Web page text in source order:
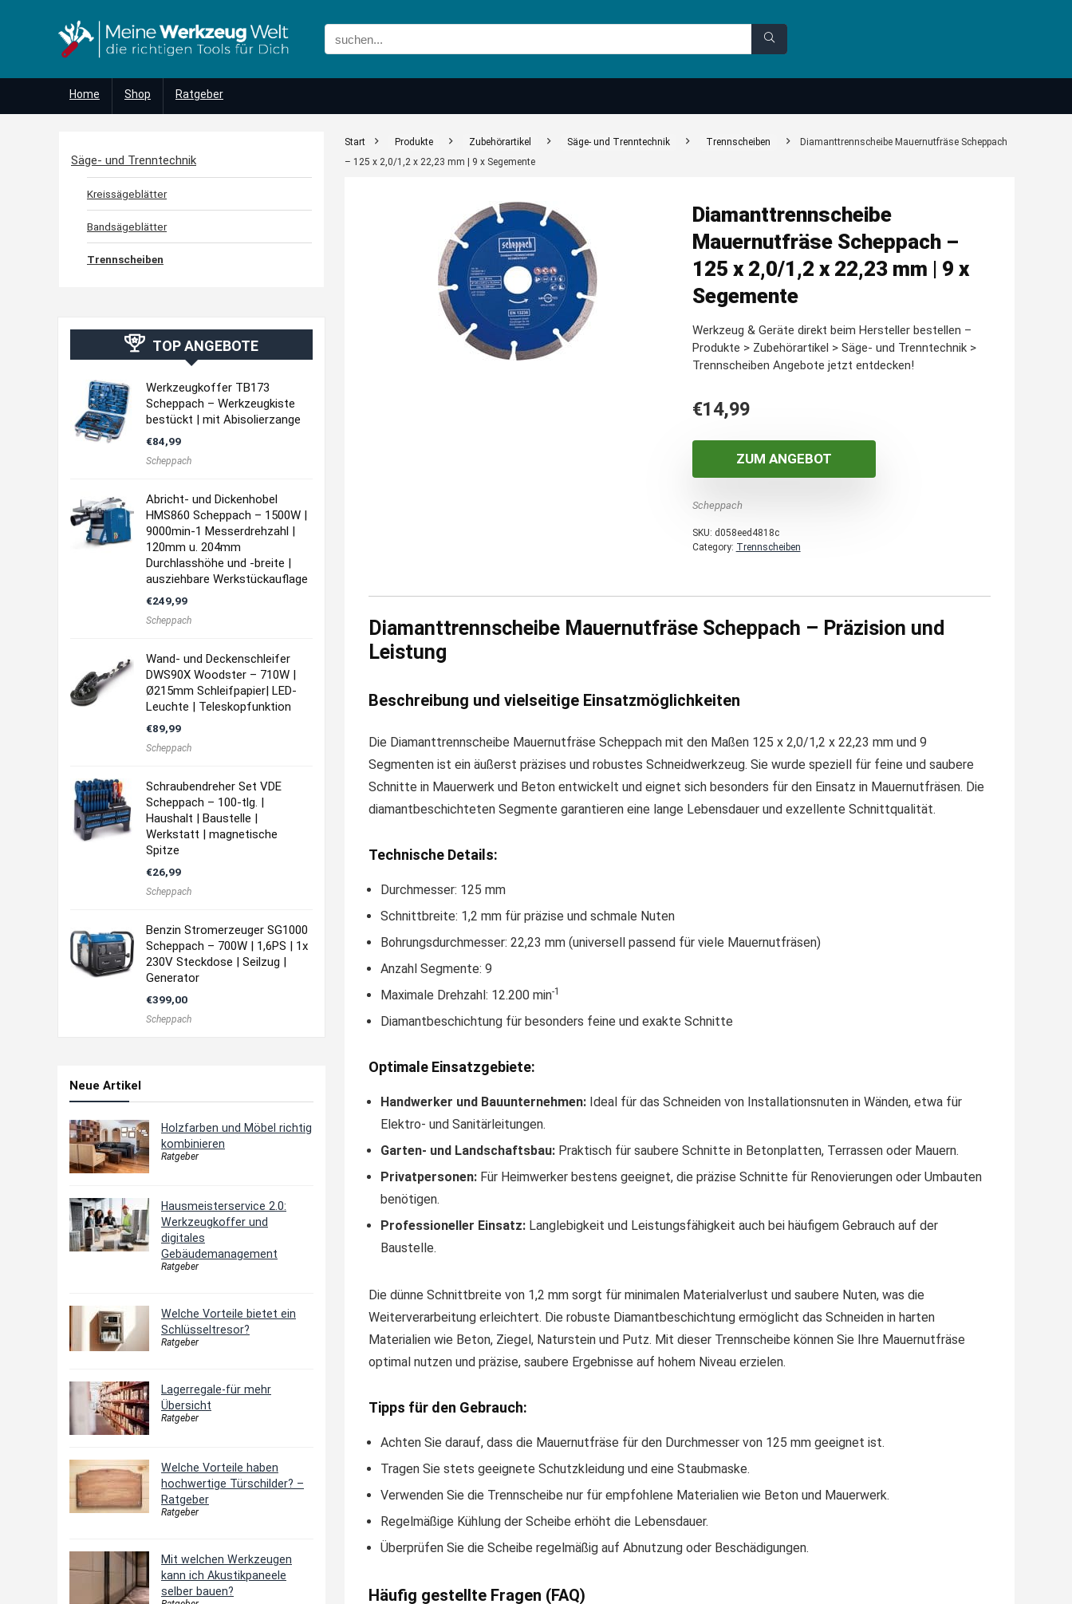
Home Shop Ratgeber
Start Produkte Zubehörartikel Säge- und Trenntechnik Trennscheiben
Diamanttrennscheibe Mauernutfräse Scheppach
– 125 x 2,0/1,2 x 22,23 mm | 9 x Segemente
Diamanttrennscheibe
Mauernutfräse Scheppach –
125 x 2,0/1,2 x 22,23 mm | 9 x
Segemente
Werkzeug & Geräte direkt beim Hersteller bestellen –
Produkte > Zubehörartikel > Säge- und Trenntechnik >
Trennscheiben Angebote jetzt entdecken!
€14,99
ZUM ANGEBOT
Scheppach
SKU: d058eed4818c
Category: Trennscheiben
Diamanttrennscheibe Mauernutfräse Scheppach – Präzision und
Leistung
Beschreibung und vielseitige Einsatzmöglichkeiten
Die Diamanttrennscheibe Mauernutfräse Scheppach mit den Maßen 125 x 2,0/1,2 x 22,23 mm und 9
Segmenten ist ein äußerst präzises und robustes Schneidwerkzeug. Sie wurde speziell für feine und saubere
Schnitte in Mauerwerk und Beton entwickelt und eignet sich besonders für den Einsatz in Mauernutfräsen. Die
diamantbeschichteten Segmente garantieren eine lange Lebensdauer und exzellente Schnittqualität.
Technische Details:
Durchmesser: 125 mm
Schnittbreite: 1,2 mm für präzise und schmale Nuten
Bohrungsdurchmesser: 22,23 mm (universell passend für viele Mauernutfräsen)
Anzahl Segmente: 9
Maximale Drehzahl: 12.200 min-1
Diamantbeschichtung für besonders feine und exakte Schnitte
Optimale Einsatzgebiete:
Handwerker und Bauunternehmen: Ideal für das Schneiden von Installationsnuten in Wänden, etwa für
Elektro- und Sanitärleitungen.
Garten- und Landschaftsbau: Praktisch für saubere Schnitte in Betonplatten, Terrassen oder Mauern.
Privatpersonen: Für Heimwerker bestens geeignet, die präzise Schnitte für Renovierungen oder Umbauten
benötigen.
Professioneller Einsatz: Langlebigkeit und Leistungsfähigkeit auch bei häufigem Gebrauch auf der
Baustelle.
Die dünne Schnittbreite von 1,2 mm sorgt für minimalen Materialverlust und saubere Nuten, was die
Weiterverarbeitung erleichtert. Die robuste Diamantbeschichtung ermöglicht das Schneiden in harten
Materialien wie Beton, Ziegel, Naturstein und Putz. Mit dieser Trennscheibe können Sie Ihre Mauernutfräse
optimal nutzen und präzise, saubere Ergebnisse auf hohem Niveau erzielen.
Tipps für den Gebrauch:
Achten Sie darauf, dass die Mauernutfräse für den Durchmesser von 125 mm geeignet ist.
Tragen Sie stets geeignete Schutzkleidung und eine Staubmaske.
Verwenden Sie die Trennscheibe nur für empfohlene Materialien wie Beton und Mauerwerk.
Regelmäßige Kühlung der Scheibe erhöht die Lebensdauer.
Überprüfen Sie die Scheibe regelmäßig auf Abnutzung oder Beschädigungen.
Häufig gestellte Fragen (FAQ)
Säge- und Trenntechnik
Kreissägeblätter
Bandsägeblätter
Trennscheiben
TOP ANGEBOTE
Werkzeugkoffer TB173
Scheppach – Werkzeugkiste
bestückt | mit Abisolierzange
€84,99
Scheppach
Abricht- und Dickenhobel
HMS860 Scheppach – 1500W |
9000min-1 Messerdrehzahl |
120mm u. 204mm
Durchlasshöhe und -breite |
ausziehbare Werkstückauflage
€249,99
Scheppach
Wand- und Deckenschleifer
DWS90X Woodster – 710W |
Ø215mm Schleifpapier| LED-
Leuchte | Teleskopfunktion
€89,99
Scheppach
Schraubendreher Set VDE
Scheppach – 100-tlg. |
Haushalt | Baustelle |
Werkstatt | magnetische
Spitze
€26,99
Scheppach
Benzin Stromerzeuger SG1000
Scheppach – 700W | 1,6PS | 1x
230V Steckdose | Seilzug |
Generator
€399,00
Scheppach
Neue Artikel
Holzfarben und Möbel richtig
kombinieren
Ratgeber
Hausmeisterservice 2.0:
Werkzeugkoffer und
digitales
Gebäudemanagement
Ratgeber
Welche Vorteile bietet ein
Schlüsseltresor?
Ratgeber
Lagerregale-für mehr
Übersicht
Ratgeber
Welche Vorteile haben
hochwertige Türschilder? –
Ratgeber
Ratgeber
Mit welchen Werkzeugen
kann ich Akustikpaneele
selber bauen?